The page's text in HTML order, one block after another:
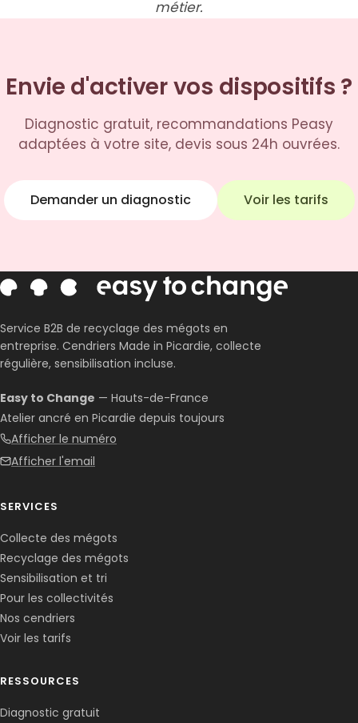
métier.
Envie d'activer vos dispositifs ?
Diagnostic gratuit, recommandations Peasy
adaptées à votre site, devis sous 24h ouvrées.
Demander un diagnostic Voir les tarifs
Service B2B de recyclage des mégots en
entreprise. Cendriers Made in Picardie, collecte
régulière, sensibilisation incluse.
Easy to Change — Hauts-de-France
Atelier ancré en Picardie depuis toujours
Afficher le numéro
Afficher l'email
SERVICES
Collecte des mégots
Recyclage des mégots
Sensibilisation et tri
Pour les collectivités
Nos cendriers
Voir les tarifs
RESSOURCES
Diagnostic gratuit